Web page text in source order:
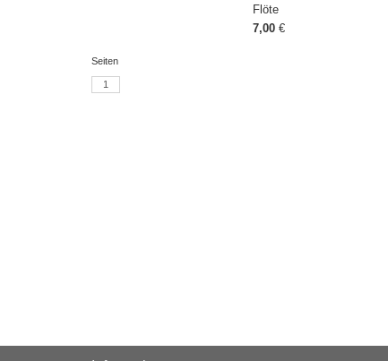
Flöte
7,00 €
Seiten
1